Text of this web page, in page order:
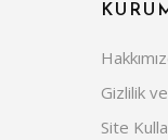
Gizlilik
Site